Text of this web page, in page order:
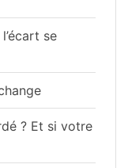
se
? Et si votre